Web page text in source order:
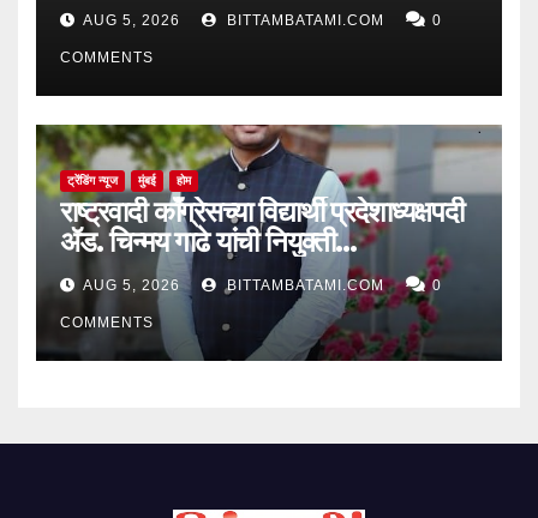
AUG 5, 2026 BITTAMBATAMI.COM 0
COMMENTS
ट्रेंडिंग न्यूज मुंबई होम
राष्ट्रवादी काँग्रेसच्या विद्यार्थी प्रदेशाध्यक्षपदी
ॲड. चिन्मय गाढे यांची नियुक्ती…
AUG 5, 2026 BITTAMBATAMI.COM 0
COMMENTS